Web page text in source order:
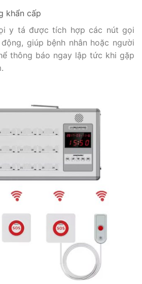
khẩn cấp
y tá được tích hợp các nút gọi
giúp bệnh nhân hoặc người
thông báo ngay lập tức khi gặp